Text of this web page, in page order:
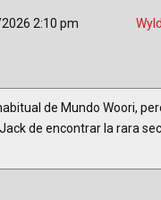
2:10 pm
de Mundo Woori,
de encontrar la rara